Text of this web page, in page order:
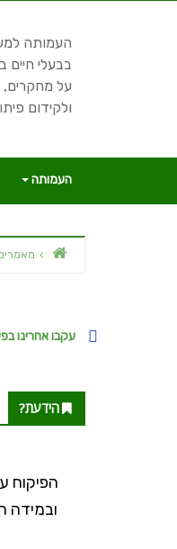
העמותה
בבעלי
על
ולקידום
העמותה
עקבו אחרינו
הידעת?
הפיקוח
ובמידה